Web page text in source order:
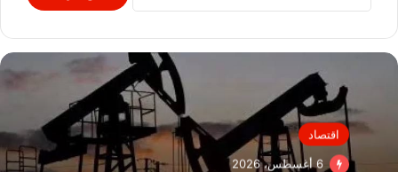
اقتصاد
6 أغسطس، 2026